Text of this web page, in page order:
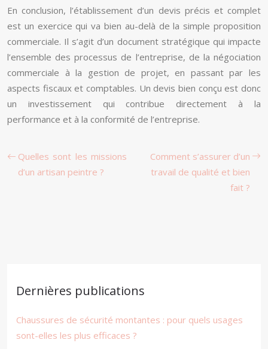
En conclusion, l’établissement d’un devis précis et complet
est un exercice qui va bien au-delà de la simple proposition
commerciale. Il s’agit d’un document stratégique qui impacte
l’ensemble des processus de l’entreprise, de la négociation
commerciale à la gestion de projet, en passant par les
aspects fiscaux et comptables. Un devis bien conçu est donc
un investissement qui contribue directement à la
performance et à la conformité de l’entreprise.
Quelles sont les missions
d’un artisan peintre ?
Comment s’assurer d’un
travail de qualité et bien
fait ?
Dernières publications
Chaussures de sécurité montantes : pour quels usages
sont-elles les plus efficaces ?